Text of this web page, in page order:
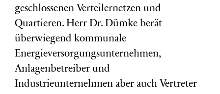
geschlossenen Verteilernetzen und
Quartieren. Herr Dr. Dümke berät
überwiegend kommunale
Energieversorgungsunternehmen,
Anlagenbetreiber und
Industrieunternehmen aber auch Vertreter